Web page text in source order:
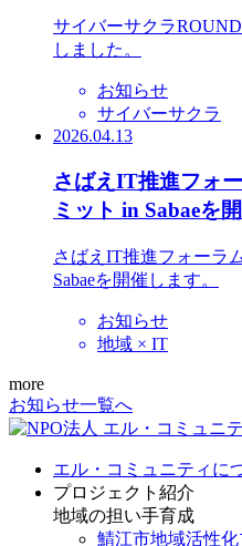
サイバーサクラ
しました。
お知らせ
サイバーサクラ
2026.04.13
さばえIT推進フォ
ミット in Sabaeを
さばえIT推進フォーラ
Sabaeを開催します。
お知らせ
地域 × IT
more
お知らせ一覧へ
エル・コミュニティに
プロジェクト紹介
地域の担い手育成
鯖江市地域活性